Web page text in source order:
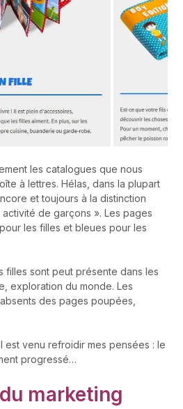
les catalogues que nous
à lettres. Hélas, dans la plupart
et toujours à la distinction
de garçons ». Les pages
les filles et bleues pour les
filles sont peut présente dans les
exploration du monde. Les
des pages poupées,
est venu refroidir mes pensées : le
progressé…
marketing